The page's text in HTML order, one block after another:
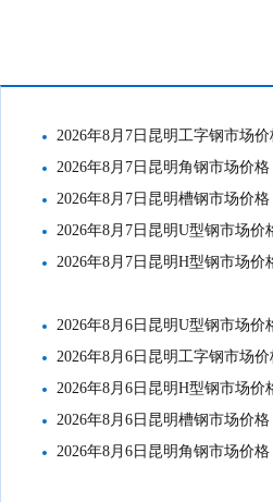
2026年8月7日昆明工字钢市场价
2026年8月7日昆明角钢市场价格
2026年8月7日昆明槽钢市场价格
2026年8月7日昆明U型钢市场价
2026年8月7日昆明H型钢市场价
2026年8月6日昆明U型钢市场价
2026年8月6日昆明工字钢市场价
2026年8月6日昆明H型钢市场价
2026年8月6日昆明槽钢市场价格
2026年8月6日昆明角钢市场价格